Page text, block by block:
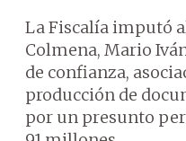
La Fiscalía imputó
Colmena, Mario
de confianza,
producción de
por un presunto